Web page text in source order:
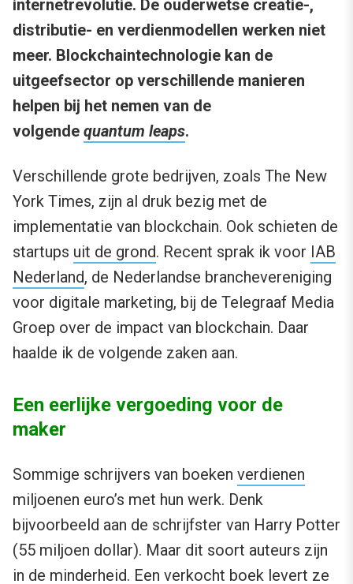
internetrevolutie. De ouderwetse creatie-,
distributie- en verdienmodellen werken niet
meer. Blockchaintechnologie kan de
uitgeefsector op verschillende manieren
helpen bij het nemen van de
volgende quantum leaps.
Verschillende grote bedrijven, zoals The New
York Times, zijn al druk bezig met de
implementatie van blockchain. Ook schieten de
startups uit de grond. Recent sprak ik voor IAB
Nederland, de Nederlandse branchevereniging
voor digitale marketing, bij de Telegraaf Media
Groep over de impact van blockchain. Daar
haalde ik de volgende zaken aan.
Een eerlijke vergoeding voor de
maker
Sommige schrijvers van boeken verdienen
miljoenen euro’s met hun werk. Denk
bijvoorbeeld aan de schrijfster van Harry Potter
(55 miljoen dollar). Maar dit soort auteurs zijn
in de minderheid. Een verkocht boek levert ze